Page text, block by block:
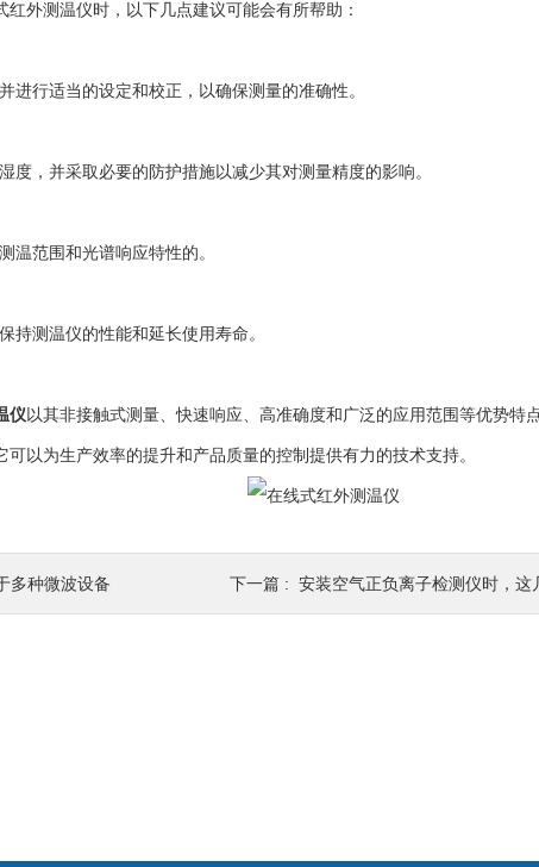
外测温仪时，以下几点建议可能会有所帮助：
行适当的设定和校正，以确保测量的准确性。
，并采取必要的防护措施以减少其对测量精度的影响。
范围和光谱响应特性的。
测温仪的性能和延长使用寿命。
仪以其非接触式测量、快速响应、高准确度和广泛的应用范围等优势特
以为生产效率的提升和产品质量的控制提供有力的技术支持。
多种微波设备 下一篇 : 安装空气正负离子检测仪时，这几个重要事项